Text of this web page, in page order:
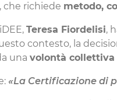
, che richiede metodo,
Teresa Fiordelisi,
contesto, la
una volontà
«La Certificazione di